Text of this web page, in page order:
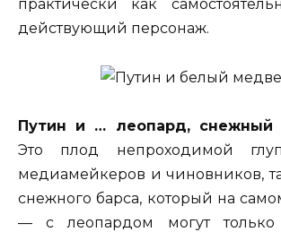
практически как
действующий персонаж.
Путин и … леопард, снежный
Это плод непроходимой
медиамейкеров и чиновников,
снежного барса, который на
— с леопардом могут